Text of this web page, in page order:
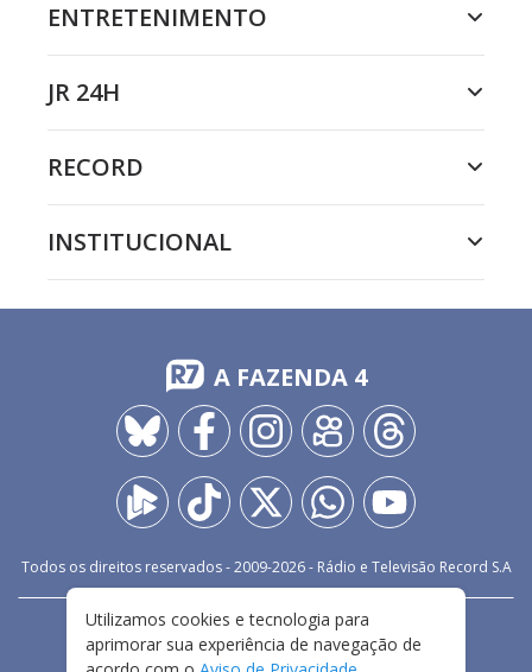
ENTRETENIMENTO
JR 24H
RECORD
INSTITUCIONAL
A FAZENDA 4
Todos os direitos reservados - 2009-2026- Rádio e Televisão Record S.A
FALE CONOSCO
PRIVACIDADE
TERMOS E CONDIÇÕES DE USO
Utilizamos cookies e tecnologia para
aprimorar sua experiência de navegação de